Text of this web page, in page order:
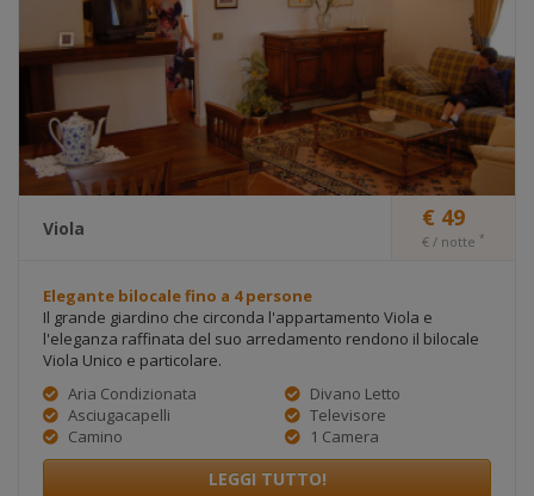
Viola € 49
€ / notte *
Elegante bilocale fino a 4 persone
Il grande giardino che circonda l'appartamento Viola e
l'eleganza raffinata del suo arredamento rendono il bilocale
Viola Unico e particolare.
Aria Condizionata
Asciugacapelli
Camino
Divano Letto
Televisore
1 Camera
LEGGI TUTTO!